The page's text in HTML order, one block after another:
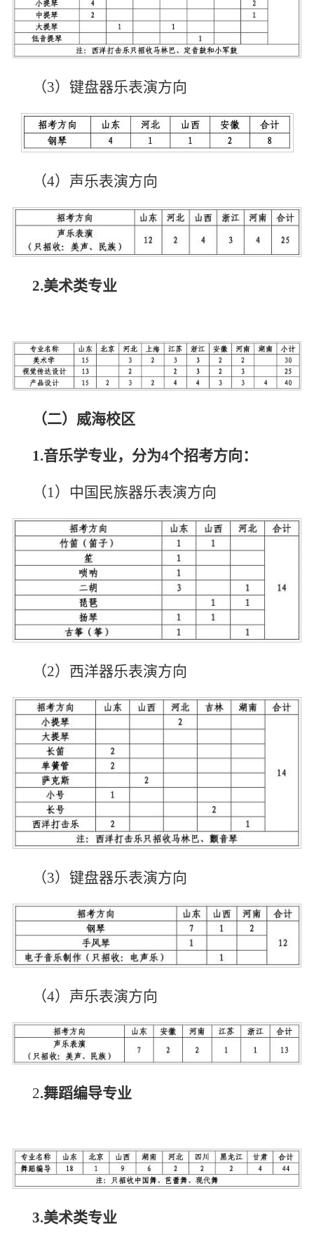
（3）键盘器乐表演方向
（4）声乐表演方向
2.美术类专业
（二）威海校区
1.音乐学专业，分为4个招考方向：
（1）中国民族器乐表演方向
（2）西洋器乐表演方向
（3）键盘器乐表演方向
（4）声乐表演方向
2.舞蹈编导专业
3.美术类专业